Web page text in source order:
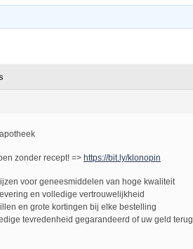
zonder recept! => https://bit.ly/klonopin
voor geneesmiddelen van hoge kwaliteit
en volledige vertrouwelijkheid
en grote kortingen bij elke bestelling
tevredenheid gegarandeerd of uw geld terug